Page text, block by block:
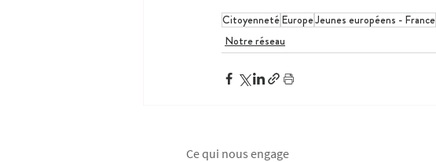
CitoyennetéEuropeJeunes européens - France
Notre réseau
Ce qui nous engage